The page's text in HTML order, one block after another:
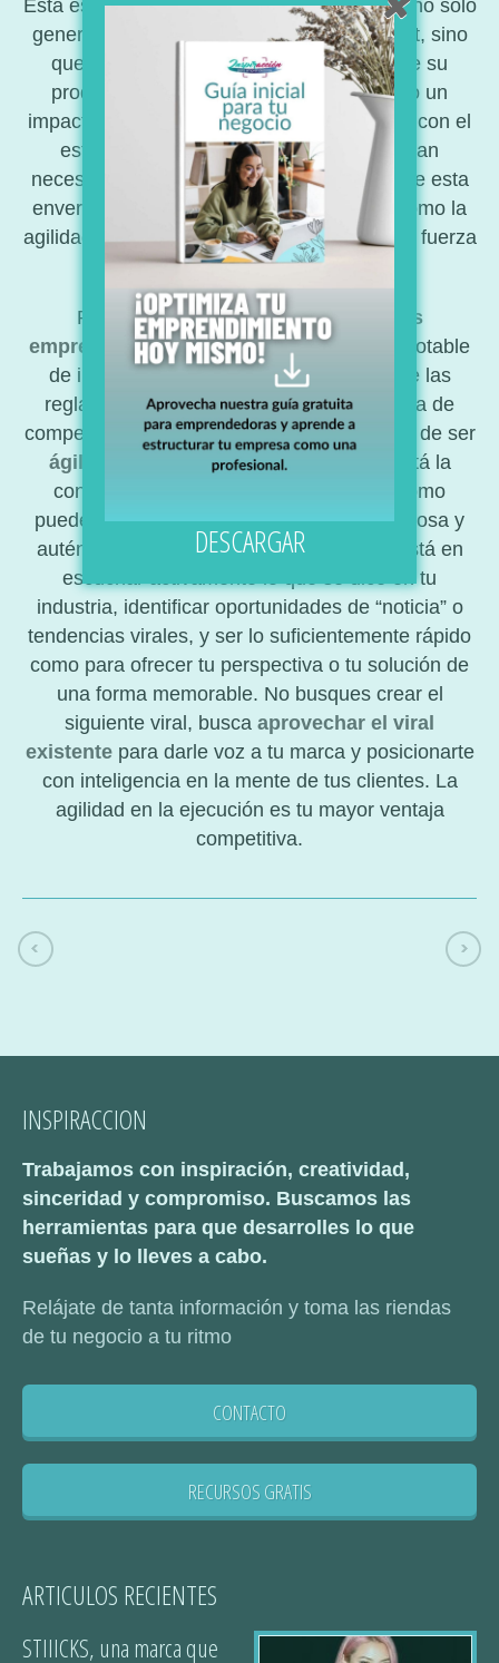
Esta estrategia deoportunismo de marcano solo
generó conversación masiva y engagement, sino
que también reforzó la percepción de que su
producto es deseado y superior, logrando un
impacto desproporcionado en comparación con el
esfuerzo y el presupuesto que se hubieran
necesitado para una campaña tradicional de esta
envergadura. Es una lección clara sobre cómo la
agilidad y la creatividad pueden superar a la fuerza
bruta del marketing.
Para losemprendedores y pequeños
empresarios, este caso es una fuente inagotable
de inspiración y una demostración de que las
reglas del juego han cambiado. No se trata de
competir con presupuestos millonarios, sino de ser
ágil, observador y atrevido
. ¿Dónde está la
conversación relevante en tu nicho? ¿Cómo
puedes insertar tu marca de manera ingeniosa y
auténtica sin parecer invasivo? La clave está en
escuchar activamente lo que se dice en tu
industria, identificar oportunidades de “noticia” o
tendencias virales, y ser lo suficientemente rápido
como para ofrecer tu perspectiva o tu solución de
una forma memorable. No busques crear el
siguiente viral, busca aprovechar el viral
existentepara darle voz a tu marca y posicionarte
con inteligencia en la mente de tus clientes. La
agilidad en la ejecución es tu mayor ventaja
competitiva.
INSPIRACCION
Trabajamos con inspiración, creatividad,
sinceridad y compromiso. Buscamos las
herramientas para que desarrolles lo que
sueñas y lo lleves a cabo.
Relájate de tanta información y toma las riendas
de tu negocio a tu ritmo
CONTACTO
RECURSOS GRATIS
ARTICULOS RECIENTES
STIIICKS, una marca que
DESCARGAR